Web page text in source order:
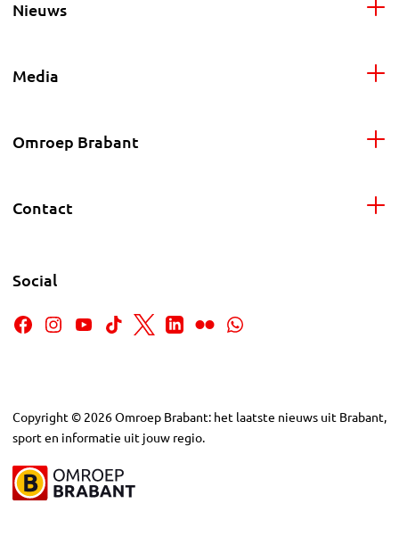
Nieuws
Media
Omroep Brabant
Contact
Social
Copyright © 2026Omroep Brabant: het laatste nieuws uit Brabant,
sport en informatie uit jouw regio.